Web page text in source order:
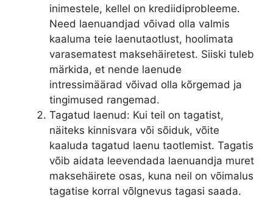
inimestele, kellel on krediidiprobleeme.
Need laenuandjad võivad olla valmis
kaaluma teie laenutaotlust, hoolimata
varasematest maksehäiretest. Siiski tuleb
märkida, et nende laenude
intressimäärad võivad olla kõrgemad ja
tingimused rangemad.
Tagatud laenud: Kui teil on tagatist,
näiteks kinnisvara või sõiduk, võite
kaaluda tagatud laenu taotlemist. Tagatis
võib aidata leevendada laenuandja muret
maksehäirete osas, kuna neil on võimalus
tagatise korral võlgnevus tagasi saada.